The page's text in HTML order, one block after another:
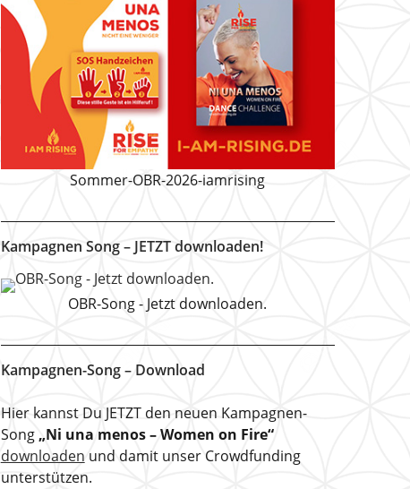
Sommer-OBR-2026-iamrising
Kampagnen Song – JETZT downloaden!
OBR-Song - Jetzt downloaden.
Kampagnen-Song – Download
Hier kannst Du JETZT den neuen Kampagnen-
Song„Ni una menos – Women on Fire“
downloaden und damit unser Crowdfunding
unterstützen.